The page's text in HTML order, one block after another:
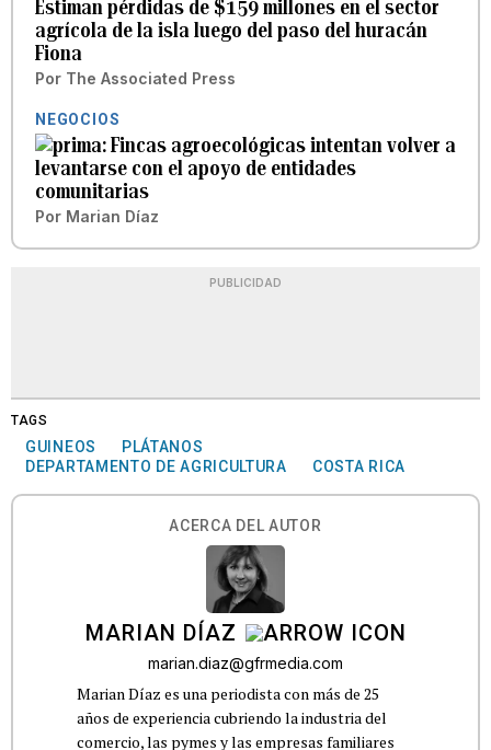
Estiman pérdidas de $159 millones en el sector
agrícola de la isla luego del paso del huracán
Fiona
Por The Associated Press
NEGOCIOS
Fincas agroecológicas intentan volver a
levantarse con el apoyo de entidades
comunitarias
Por Marian Díaz
PUBLICIDAD
TAGS
GUINEOS
PLÁTANOS
DEPARTAMENTO DE AGRICULTURA
COSTA RICA
ACERCA DEL AUTOR
MARIAN DÍAZ
marian.diaz@gfrmedia.com
Marian Díaz es una periodista con más de 25
años de experiencia cubriendo la industria del
comercio, las pymes y las empresas familiares